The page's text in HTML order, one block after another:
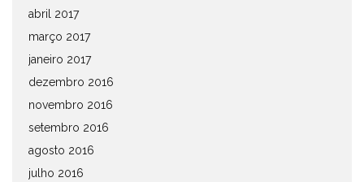
abril 2017
março 2017
janeiro 2017
dezembro 2016
novembro 2016
setembro 2016
agosto 2016
julho 2016